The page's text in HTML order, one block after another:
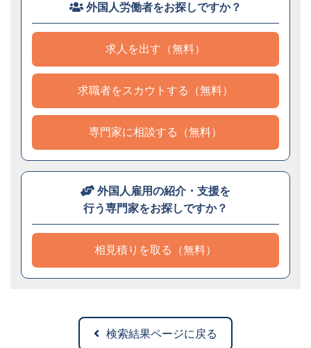
外国人労働者をお探しですか？
求人を出す（無料）
求職者をスカウトする（無料）
専門家に相談する（無料）
外国人雇用の紹介・支援を
行う専門家をお探しですか？
相見積りを取る（無料）
検索結果ページに戻る